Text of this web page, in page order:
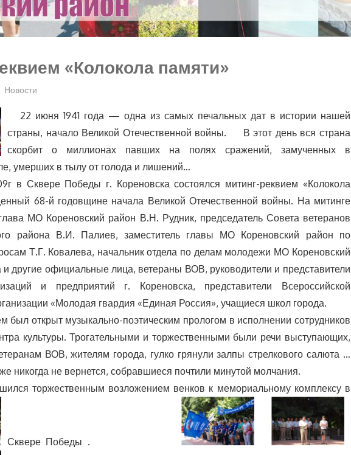
«Колокола памяти»
Новости
22 июня 1941 года — одна из самых печальных дат в истории нашей
страны, начало Великой Отечественной войны. В этот день вся страна
скорбит о миллионах павших на полях сражений, замученных в
умерших в тылу от голода и лишений…
Сквере Победы г. Кореновска состоялся митинг-реквием «Колокола
68-й годовщине начала Великой Отечественной войны. На митинге
МО Кореновский район В.Н. Рудник, председатель Совета ветеранов
района В.И. Палиев, заместитель главы МО Кореновский район по
Т.Г. Ковалева, начальник отдела по делам молодежи МО Кореновский
другие официальные лица, ветераны ВОВ, руководители и представители
и предприятий г. Кореновска, представители Всероссийской
«Молодая гвардия «Единая Россия», учащиеся школ города.
был открыт музыкально-поэтическим прологом в исполнении сотрудников
культуры. Трогательными и торжественными были речи выступающих,
ВОВ, жителям города, гулко грянули залпы стрелкового салюта …
никогда не вернется, собравшиеся почтили минутой молчания.
торжественным возложением венков к мемориальному комплексу в
Сквере Победы .